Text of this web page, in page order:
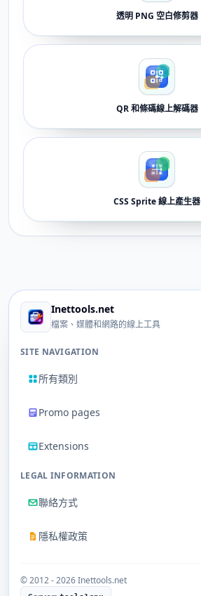
透明 PNG 空白修剪器
QR 和條碼線上解碼器
CSS Sprite 線上產生器
Inettools.net
檔案、媒體和網路的線上工具
SITE NAVIGATION
所有類別
Promo pages
Extensions
LEGAL INFORMATION
聯絡方式
隱私權政策
© 2012 - 2026 Inettools.net